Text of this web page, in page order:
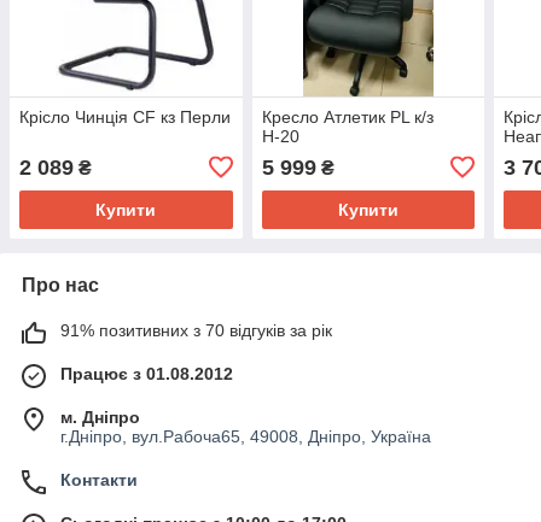
Крісло Чинція CF кз Перли
2 089 ₴
Купити
Кресло Атлетик PL к/з
Н-20
5 999₴
Купити
3
Про нас
91% позитивних з 70 відгуків за рік
Працює з 01.08.2012
м. Дніпро
г.Дніпро, вул.Рабоча65, 49008, Дніпро, Україна
Контакти